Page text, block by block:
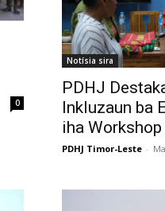
0
Notísia sira
PDHJ
Inkluzaun ba
iha
PDHJ Timor-Leste -